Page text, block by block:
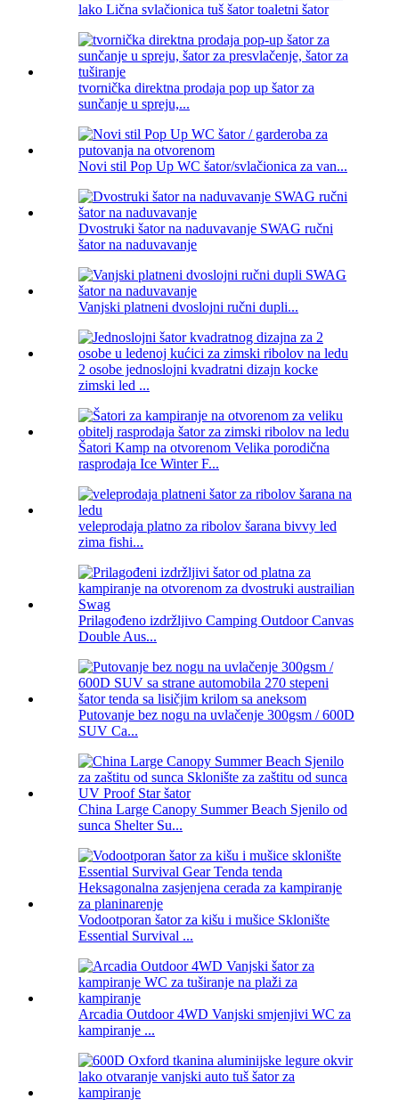
lako Lična svlačionica tuš šator toaletni šator
tvornička direktna prodaja pop up šator za
sunčanje u spreju,...
Novi stil Pop Up WC šator/svlačionica za van...
Dvostruki šator na naduvavanje SWAG ručni
šator na naduvavanje
Vanjski platneni dvoslojni ručni dupli...
2 osobe jednoslojni kvadratni dizajn kocke
zimski led ...
Šatori Kamp na otvorenom Velika porodična
rasprodaja Ice Winter F...
veleprodaja platno za ribolov šarana bivvy led
zima fishi...
Prilagođeno izdržljivo Camping Outdoor Canvas
Double Aus...
Putovanje bez nogu na uvlačenje 300gsm / 600D
SUV Ca...
China Large Canopy Summer Beach Sjenilo od
sunca Shelter Su...
Vodootporan šator za kišu i mušice Sklonište
Essential Survival ...
Arcadia Outdoor 4WD Vanjski smjenjivi WC za
kampiranje ...